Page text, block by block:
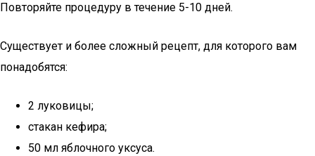
Повторяйте процедуру в течение 5-10 дней.
Существует и более сложный рецепт, для которого вам
понадобятся:
2 луковицы;
стакан кефира;
50 мл яблочного уксуса.